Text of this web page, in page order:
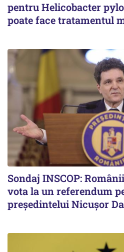
pentru Helicobacter
poate face tratamentul
Sondaj INSCOP:
vota la un referendum
președintelui Nicușor